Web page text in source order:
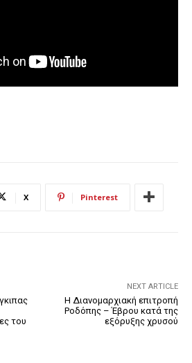
X Pinterest
του
NEXT ARTICLE
Η Διανομαρχιακή επιτροπή
Ροδόπης – Έβρου κατά της
εξόρυξης χρυσού